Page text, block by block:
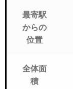
最寄駅
からの
位置
全体面
積